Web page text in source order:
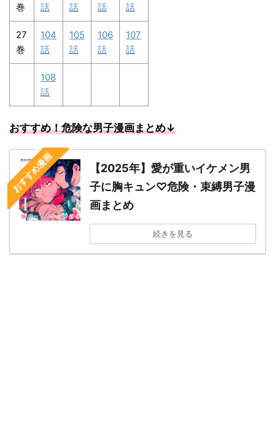
巻
話
話
話
話
27
巻
104
話
105
話
106
話
107
話
108
話
おすすめ！危険な男子漫画まとめ↓
おすすめ漫画
【2025年】愛が重いイケメン男
子に胸キュン♡危険・束縛男子漫
画まとめ
続きを見る